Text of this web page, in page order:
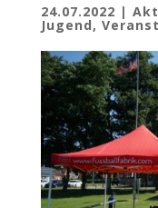
24.07.2022 |
Jugend,